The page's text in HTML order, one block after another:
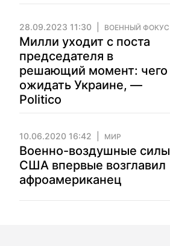
28.09.2023 11:30 ВОЕННЫЙ ФОКУС
Милли уходит с поста
председателя в
решающий момент: чего
ожидать Украине, —
Politico
10.06.2020 16:42 МИР
Военно-воздушные силы
США впервые возглавил
афроамериканец